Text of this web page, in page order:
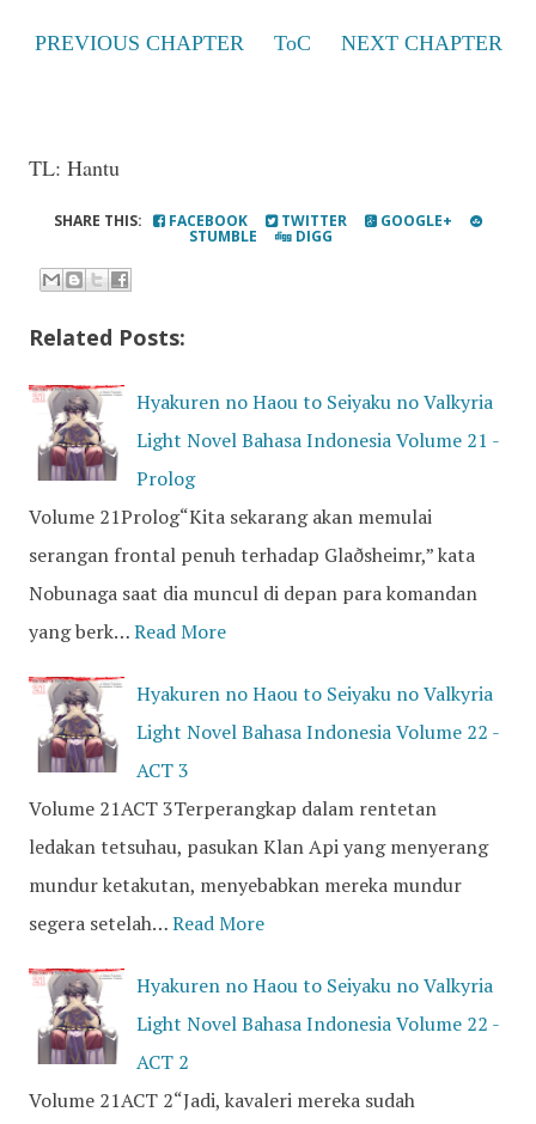
PREVIOUS CHAPTER ToC NEXT CHAPTER
TL: Hantu
SHARE THIS: FACEBOOK TWITTER GOOGLE+
STUMBLE DIGG
Related Posts:
Hyakuren no Haou to Seiyaku no Valkyria
Light Novel Bahasa Indonesia Volume 21 -
Prolog
Volume 21Prolog“Kita sekarang akan memulai
serangan frontal penuh terhadap Glaðsheimr,” kata
Nobunaga saat dia muncul di depan para komandan
yang berk…Read More
Hyakuren no Haou to Seiyaku no Valkyria
Light Novel Bahasa Indonesia Volume 22 -
ACT 3
Volume 21ACT 3Terperangkap dalam rentetan
ledakan tetsuhau, pasukan Klan Api yang menyerang
mundur ketakutan, menyebabkan mereka mundur
segera setelah…Read More
Hyakuren no Haou to Seiyaku no Valkyria
Light Novel Bahasa Indonesia Volume 22 -
ACT 2
Volume 21ACT 2“Jadi, kavaleri mereka sudah